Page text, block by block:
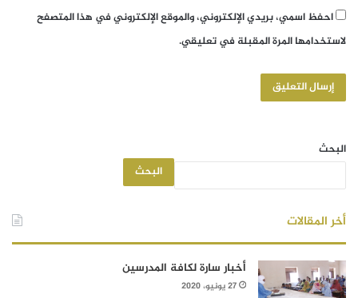
احفظ اسمي، بريدي الإلكتروني، والموقع الإلكتروني في هذا المتصفح
لاستخدامها المرة المقبلة في تعليقي.
البحث
البحث
أخر المقالات
أخبار سارة لكافة المدرسين
27 يونيو، 2020